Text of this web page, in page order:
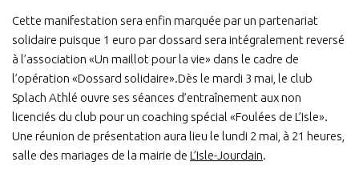
Cette manifestation sera enfin marquée par un partenariat
solidaire puisque 1 euro par dossard sera intégralement reversé
à l’association «Un maillot pour la vie» dans le cadre de
l’opération «Dossard solidaire».Dès le mardi 3 mai, le club
Splach Athlé ouvre ses séances d’entraînement aux non
licenciés du club pour un coaching spécial «Foulées de L’Isle».
Une réunion de présentation aura lieu le lundi 2 mai, à 21 heures,
salle des mariages de la mairie de L’Isle-Jourdain.